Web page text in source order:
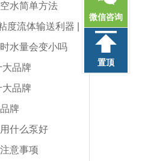
微信咨询
置顶
水简单方法
度流体输送利器 |
水量会变小吗
品牌
品牌
牌
什么泵好
意事项